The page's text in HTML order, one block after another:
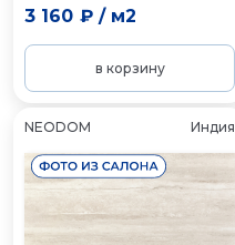
3 160 ₽/ м2
в корзину
NEODOM Индия